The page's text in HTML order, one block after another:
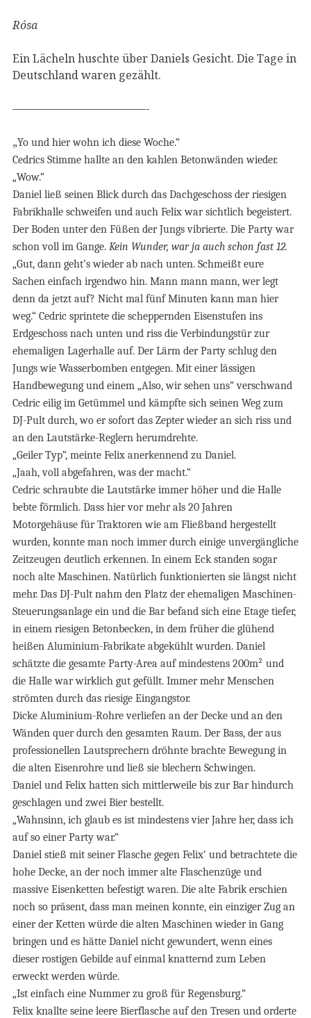
Rósa
Ein Lächeln huschte über Daniels Gesicht. Die Tage in
Deutschland waren gezählt.
————————————-
„Yo und hier wohn ich diese Woche.“
Cedrics Stimme hallte an den kahlen Betonwänden wieder.
„Wow.“
Daniel ließ seinen Blick durch das Dachgeschoss der riesigen
Fabrikhalle schweifen und auch Felix war sichtlich begeistert.
Der Boden unter den Füßen der Jungs vibrierte. Die Party war
schon voll im Gange. Kein Wunder, war ja auch schon fast 12.
„Gut, dann geht’s wieder ab nach unten. Schmeißt eure
Sachen einfach irgendwo hin. Mann mann mann, wer legt
denn da jetzt auf? Nicht mal fünf Minuten kann man hier
weg.“ Cedric sprintete die scheppernden Eisenstufen ins
Erdgeschoss nach unten und riss die Verbindungstür zur
ehemaligen Lagerhalle auf. Der Lärm der Party schlug den
Jungs wie Wasserbomben entgegen. Mit einer lässigen
Handbewegung und einem „Also, wir sehen uns“ verschwand
Cedric eilig im Getümmel und kämpfte sich seinen Weg zum
DJ-Pult durch, wo er sofort das Zepter wieder an sich riss und
an den Lautstärke-Reglern herumdrehte.
„Geiler Typ“, meinte Felix anerkennend zu Daniel.
„Jaah, voll abgefahren, was der macht.“
Cedric schraubte die Lautstärke immer höher und die Halle
bebte förmlich. Dass hier vor mehr als 20 Jahren
Motorgehäuse für Traktoren wie am Fließband hergestellt
wurden, konnte man noch immer durch einige unvergängliche
Zeitzeugen deutlich erkennen. In einem Eck standen sogar
noch alte Maschinen. Natürlich funktionierten sie längst nicht
mehr. Das DJ-Pult nahm den Platz der ehemaligen Maschinen-
Steuerungsanlage ein und die Bar befand sich eine Etage tiefer,
in einem riesigen Betonbecken, in dem früher die glühend
heißen Aluminium-Fabrikate abgekühlt wurden. Daniel
schätzte die gesamte Party-Area auf mindestens 200m² und
die Halle war wirklich gut gefüllt. Immer mehr Menschen
strömten durch das riesige Eingangstor.
Dicke Aluminium-Rohre verliefen an der Decke und an den
Wänden quer durch den gesamten Raum. Der Bass, der aus
professionellen Lautsprechern dröhnte brachte Bewegung in
die alten Eisenrohre und ließ sie blechern Schwingen.
Daniel und Felix hatten sich mittlerweile bis zur Bar hindurch
geschlagen und zwei Bier bestellt.
„Wahnsinn, ich glaub es ist mindestens vier Jahre her, dass ich
auf so einer Party war.“
Daniel stieß mit seiner Flasche gegen Felix‘ und betrachtete die
hohe Decke, an der noch immer alte Flaschenzüge und
massive Eisenketten befestigt waren. Die alte Fabrik erschien
noch so präsent, dass man meinen konnte, ein einziger Zug an
einer der Ketten würde die alten Maschinen wieder in Gang
bringen und es hätte Daniel nicht gewundert, wenn eines
dieser rostigen Gebilde auf einmal knatternd zum Leben
erweckt werden würde.
„Ist einfach eine Nummer zu groß für Regensburg.“
Felix knallte seine leere Bierflasche auf den Tresen und orderte